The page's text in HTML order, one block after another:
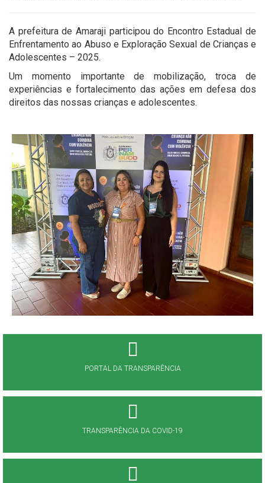
A prefeitura de Amaraji participou do Encontro Estadual de
Enfrentamento ao Abuso e Exploração Sexual de Crianças e
Adolescentes – 2025.
Um momento importante de mobilização, troca de
experiências e fortalecimento das ações em defesa dos
direitos das nossas crianças e adolescentes.
PORTAL DA TRANSPARÊNCIA
TRANSPARÊNCIA DA COVID-19